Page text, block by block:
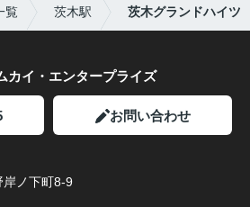
覧 茨木駅 茨木グランドハイツ
カイ・エンタープライズ
お問い合わせ
ノ下町8-9